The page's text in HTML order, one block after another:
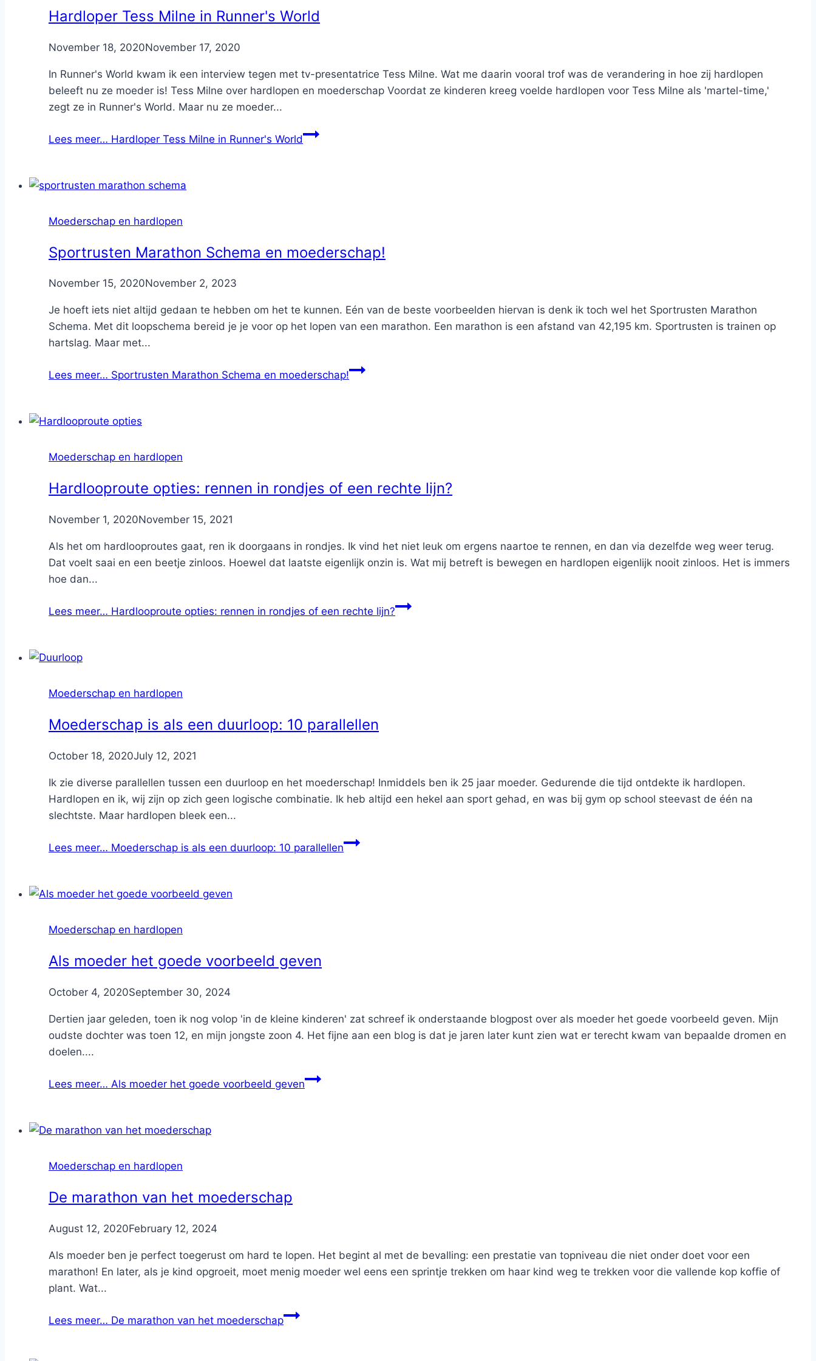
Hardloper Tess Milne in Runner's World
ByNicole
November 18, 2020November 17, 2020
In Runner's World kwam ik een interview tegen met tv-presentatrice Tess Milne. Wat me daarin vooral trof was de verandering in hoe zij hardlopen
beleeft nu ze moeder is! Tess Milne over hardlopen en moederschap Voordat ze kinderen kreeg voelde hardlopen voor Tess Milne als 'martel-time,'
zegt ze in Runner's World. Maar nu ze moeder...
Lees meer… Hardloper Tess Milne in Runner's World
Moederschap en hardlopen
Sportrusten Marathon Schema en moederschap!
ByNicole
November 15, 2020November 2, 2023
Je hoeft iets niet altijd gedaan te hebben om het te kunnen. Eén van de beste voorbeelden hiervan is denk ik toch wel het Sportrusten Marathon
Schema. Met dit loopschema bereid je je voor op het lopen van een marathon. Een marathon is een afstand van 42,195 km. Sportrusten is trainen op
hartslag. Maar met...
Lees meer… Sportrusten Marathon Schema en moederschap!
Moederschap en hardlopen
Hardlooproute opties: rennen in rondjes of een rechte lijn?
ByNicole
November 1, 2020November 15, 2021
Als het om hardlooproutes gaat, ren ik doorgaans in rondjes. Ik vind het niet leuk om ergens naartoe te rennen, en dan via dezelfde weg weer terug.
Dat voelt saai en een beetje zinloos. Hoewel dat laatste eigenlijk onzin is. Wat mij betreft is bewegen en hardlopen eigenlijk nooit zinloos. Het is immers
hoe dan...
Lees meer… Hardlooproute opties: rennen in rondjes of een rechte lijn?
Moederschap en hardlopen
Moederschap is als een duurloop: 10 parallellen
ByNicole
October 18, 2020July 12, 2021
Ik zie diverse parallellen tussen een duurloop en het moederschap! Inmiddels ben ik 25 jaar moeder. Gedurende die tijd ontdekte ik hardlopen.
Hardlopen en ik, wij zijn op zich geen logische combinatie. Ik heb altijd een hekel aan sport gehad, en was bij gym op school steevast de één na
slechtste. Maar hardlopen bleek een...
Lees meer… Moederschap is als een duurloop: 10 parallellen
Moederschap en hardlopen
Als moeder het goede voorbeeld geven
ByNicole
October 4, 2020September 30, 2024
Dertien jaar geleden, toen ik nog volop 'in de kleine kinderen' zat schreef ik onderstaande blogpost over als moeder het goede voorbeeld geven. Mijn
oudste dochter was toen 12, en mijn jongste zoon 4. Het fijne aan een blog is dat je jaren later kunt zien wat er terecht kwam van bepaalde dromen en
doelen....
Lees meer… Als moeder het goede voorbeeld geven
Moederschap en hardlopen
De marathon van het moederschap
ByNicole
August 12, 2020February 12, 2024
Als moeder ben je perfect toegerust om hard te lopen. Het begint al met de bevalling: een prestatie van topniveau die niet onder doet voor een
marathon! En later, als je kind opgroeit, moet menig moeder wel eens een sprintje trekken om haar kind weg te trekken voor die vallende kop koffie of
plant. Wat...
Lees meer… De marathon van het moederschap